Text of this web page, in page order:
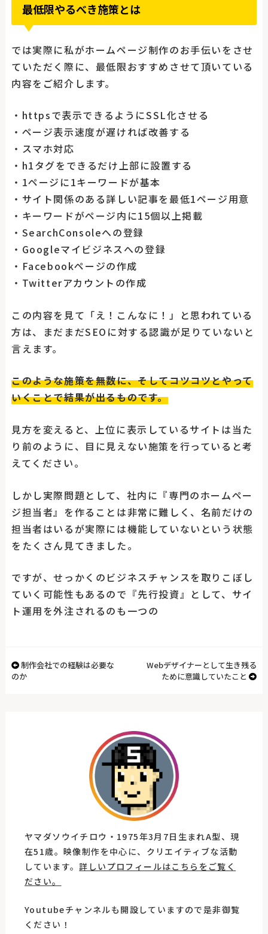
最低限やるべき施策とは
では実際に私がホームページ制作のお手伝いをさせ
ていただく際に、最低限おすすめさせて頂いている
内容をご紹介します。
・httpsで表示できるようにSSL化させる
・ページ表示速度が遅ければ改善する
・スマホ対応
・h1タグをできるだけ上部に設置する
・1ページに1キーワードが基本
・サイト関係のある詳しい記事を最低1ページ用意
・キーワードがページ内に15個以上掲載
・SearchConsoleへの登録
・Googleマイビジネスへの登録
・Facebookページの作成
・Twitterアカウントの作成
この内容を見て「え！こんなに！」と思われている
方は、まだまだSEOに対する認識が足りていないと
言えます。
このような施策を無数に、そしてコツコツとやって
いくことで結果が出るものです。
見方を変えると、上位に表示しているサイトは当た
り前のように、目に見えない施策を行っていると考
えてください。
しかし実際問題として、社内に『専門のホームペー
ジ担当者』を作ることは非常に難しく、名前だけの
担当者はいるが実際には機能していないという状態
をたくさん見てきました。
ですが、せっかくのビジネスチャンスを取りこぼし
ていく可能性もあるので『先行投資』として、サイ
ト運用を外注されるのも一つの
制作会社での経験は必要な
のか
Webデザイナーとして生き残る
ために意識していたこと
ヤマダソウイチロウ・1975年3月7日生まれA型、現
在51歳。映像制作を中心に、クリエイティブな活動
しています。詳しいプロフィールはこちらをご覧く
ださい。
Youtubeチャンネルも開設していますので是非御覧
ください！